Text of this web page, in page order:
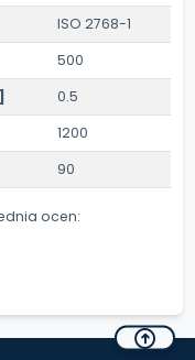
ISO 2768-1
500
0.5
1200
90
ocen: